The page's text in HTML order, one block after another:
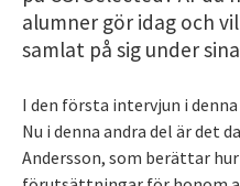
alumner gör idag och
samlat på sig under sina
I den första intervjun i
Nu i denna andra del är det
Andersson, som berättar